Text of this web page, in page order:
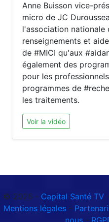
Anne Buisson vice-
micro de JC
l'association
renseignements et
de #MICI qu'aux
également des
pour les
programmes de
les traitements.
Voir la vidéo
© 2026 - Capital Santé TV-
Mentions légales-